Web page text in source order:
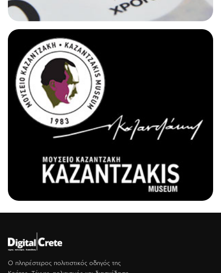
Ο πληρέστερος πολιτιστικός οδηγός της